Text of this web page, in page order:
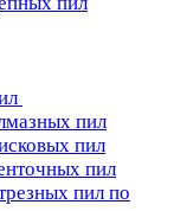
пил
пил
пил
пил по